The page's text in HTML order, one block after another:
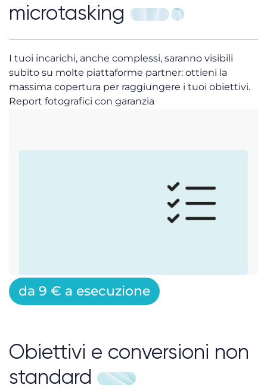
microtasking
I tuoi incarichi, anche complessi, saranno visibili
subito su molte piattaforme partner: ottieni la
massima copertura per raggiungere i tuoi obiettivi.
Report fotografici con garanzia
da 9 € a esecuzione
Obiettivi e conversioni non
standard